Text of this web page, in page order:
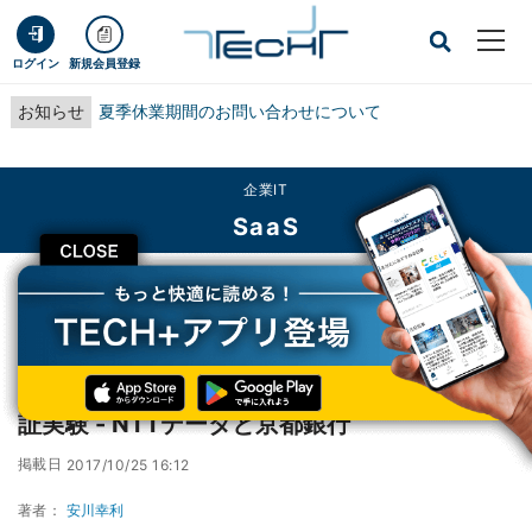
ログイン 新規会員登録
お知らせ 夏季休業期間のお問い合わせについて
CLOSE
企業IT
SaaS
TECH+ 企業IT
SaaS
AIを使って融資業務の生産性向上を目指す実証実験 - NTTデータと京都銀行
AIを使って融資業務の生産性向上を目指す実
証実験 - NTTデータと京都銀行
掲載日 2017/10/25 16:12
著者： 安川幸利